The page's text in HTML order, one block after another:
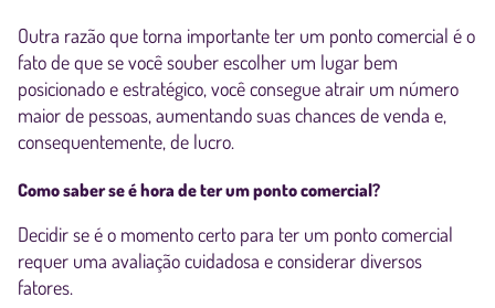
Outra razão que torna importante ter um ponto comercial é o
fato de que se você souber escolher um lugar bem
posicionado e estratégico, você consegue atrair um número
maior de pessoas, aumentando suas chances de venda e,
consequentemente, de lucro.
Como saber se é hora de ter um ponto comercial?
Decidir se é o momento certo para ter um ponto comercial
requer uma avaliação cuidadosa e considerar diversos
fatores.